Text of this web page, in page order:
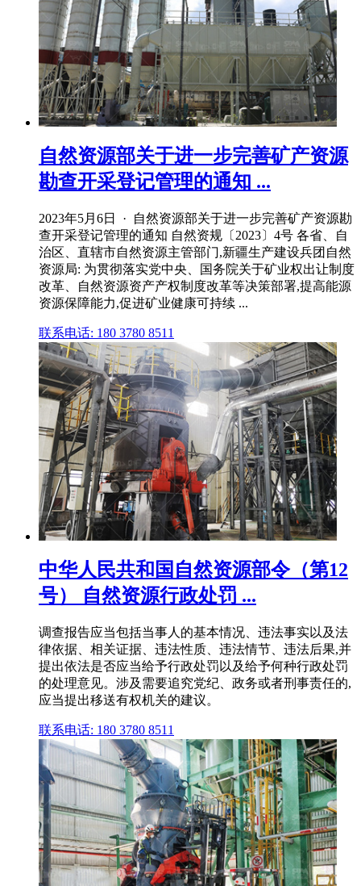
自然资源部关于进一步完善矿产资源
勘查开采登记管理的通知 ...
2023年5月6日 · 自然资源部关于进一步完善矿产资源勘
查开采登记管理的通知 自然资规〔2023〕4号 各省、自
治区、直辖市自然资源主管部门,新疆生产建设兵团自然
资源局: 为贯彻落实党中央、国务院关于矿业权出让制度
改革、自然资源资产产权制度改革等决策部署,提高能源
资源保障能力,促进矿业健康可持续 ...
联系电话: 180 3780 8511
中华人民共和国自然资源部令（第12
号） 自然资源行政处罚 ...
调查报告应当包括当事人的基本情况、违法事实以及法
律依据、相关证据、违法性质、违法情节、违法后果,并
提出依法是否应当给予行政处罚以及给予何种行政处罚
的处理意见。涉及需要追究党纪、政务或者刑事责任的,
应当提出移送有权机关的建议。
联系电话: 180 3780 8511